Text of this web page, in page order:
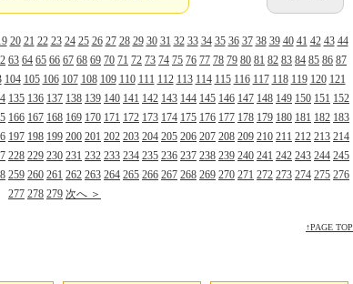
20 21 22 23 24 25 26 27 28 29 30 31 32 33 34 35 36 37 38 39 40 41 42 43 44
63 64 65 66 67 68 69 70 71 72 73 74 75 76 77 78 79 80 81 82 83 84 85 86 87
104 105 106 107 108 109 110 111 112 113 114 115 116 117 118 119 120 121
135 136 137 138 139 140 141 142 143 144 145 146 147 148 149 150 151 152
166 167 168 169 170 171 172 173 174 175 176 177 178 179 180 181 182 183
197 198 199 200 201 202 203 204 205 206 207 208 209 210 211 212 213 214
228 229 230 231 232 233 234 235 236 237 238 239 240 241 242 243 244 245
259 260 261 262 263 264 265 266 267 268 269 270 271 272 273 274 275 276
277 278 279 次へ ＞
↑PAGE TOP